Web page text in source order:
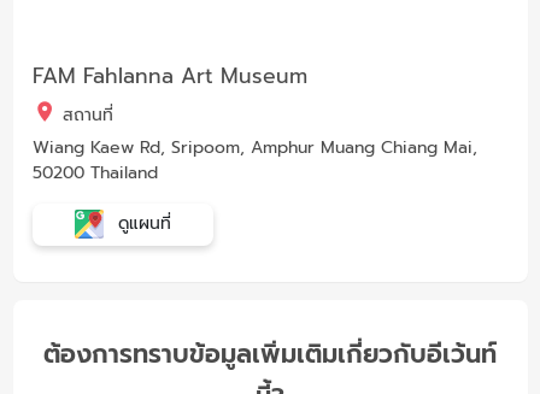
FAM Fahlanna Art Museum
สถานที่
Wiang Kaew Rd, Sripoom, Amphur Muang Chiang Mai,
50200 Thailand
ดูแผนที่
ต้องการทราบข้อมูลเพิ่มเติมเกี่ยวกับอีเว้นท์